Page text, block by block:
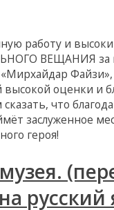
работу и
ВЕЩАНИЯ
оценки и
что
заслуженное
героя!
русский